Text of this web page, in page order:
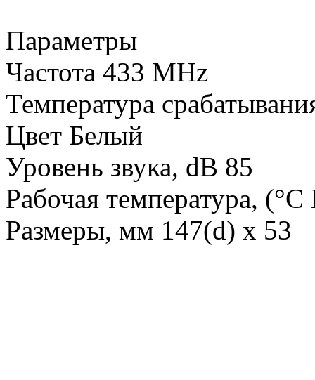
Параметры
Частота 433 MHz
Температура
Цвет Белый
Уровень звука, dB 85
Рабочая температура,
Размеры, мм 147(d) x 53